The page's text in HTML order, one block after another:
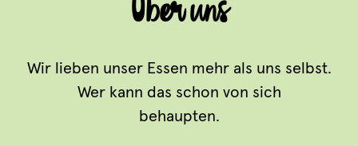
Über uns
Wir lieben unser Essen mehr als uns selbst.
Wer kann das schon von sich
behaupten.